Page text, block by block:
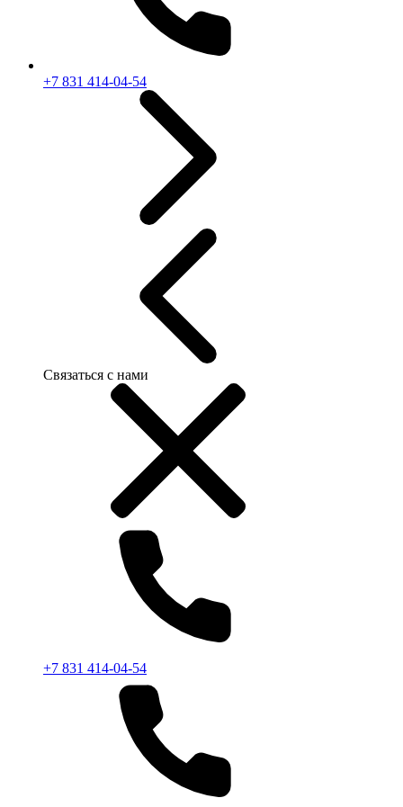
+7 831 414-04-54
Связаться с нами
+7 831 414-04-54